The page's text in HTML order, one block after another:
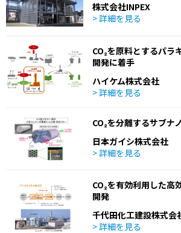
株式会社INPEX
> 詳細を見る
CO₂を原料とするパラ
開発に着手
ハイケム株式会社
> 詳細を見る
CO₂を分離するサブナ
日本ガイシ株式会社
> 詳細を見る
CO₂を有効利用した高
開発
千代田化工建設株式会
> 詳細を見る